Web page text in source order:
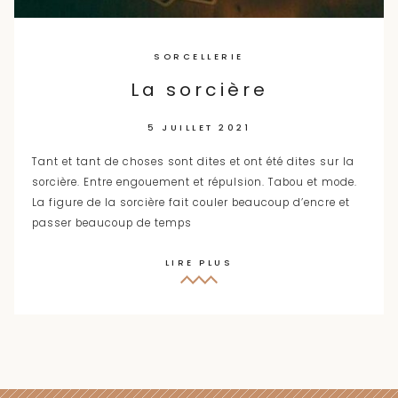
SORCELLERIE
La sorcière
5 JUILLET 2021
Tant et tant de choses sont dites et ont été dites sur la
sorcière. Entre engouement et répulsion. Tabou et mode.
La figure de la sorcière fait couler beaucoup d’encre et
passer beaucoup de temps
LIRE PLUS